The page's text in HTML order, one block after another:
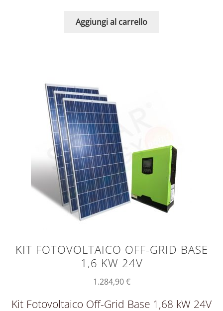
Aggiungi al carrello
KIT FOTOVOLTAICO OFF-GRID BASE
1,6 KW 24V
1.284,90€
Kit Fotovoltaico Off-Grid Base 1,68 kW 24V